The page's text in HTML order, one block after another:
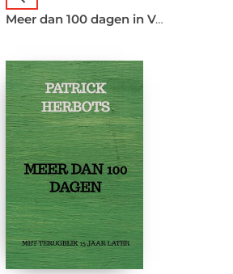
Meer dan 100 dagen in Vorst met terugblik 15 jaar later